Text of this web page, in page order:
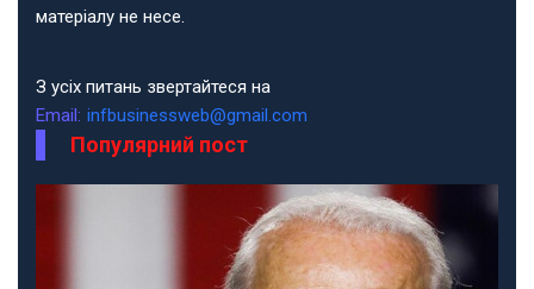
матеріалу не несе.
З усіх питань звертайтеся на
Email: infbusinessweb@gmail.com
Популярний пост